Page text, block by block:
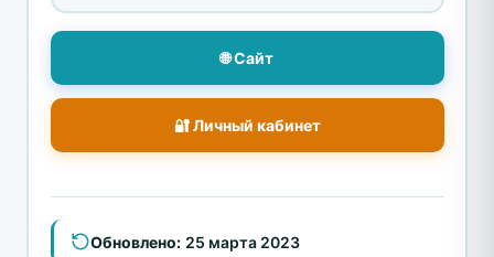
🌐 Сайт
🔐 Личный кабинет
Обновлено: 25 марта 2023